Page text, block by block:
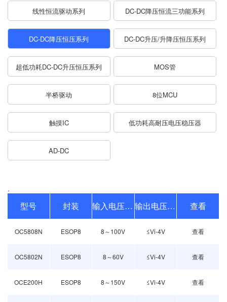
线性恒流驱动系列 DC-DC降压恒流三功能系列
DC-DC降压恒压系列 DC-DC升压/升降压恒压系列
超低功耗DC-DC升压恒压系列 MOS管
半桥驱动 8位MCU
触摸IC 低功耗高耐压电压稳压器
AD-DC
.
型号 封装 输入电压范围 输出电压范围 查看
OC5808N ESOP8 8～100V ≤Vi-4V 查看
OC5802N ESOP8 8～60V ≤Vi-4V 查看
OCE200H ESOP8 8～150V ≤Vi-4V 查看